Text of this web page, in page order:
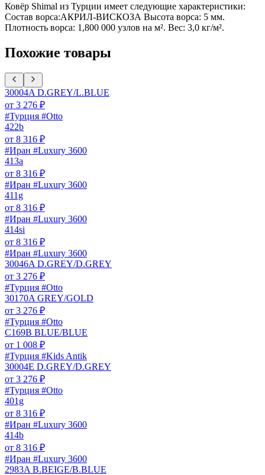
Ковёр Shimal из Турции имеет следующие характеристики:
Состав ворса:АКРИЛ-ВИСКОЗА Высота ворса: 5 мм.
Плотность ворса: 1,800 000 узлов на м². Вес: 3,0 кг/м².
Похожие товары
30004A D.GREY/L.BLUE
от 3 276 ₽
#Турция #Otto
422b
от 8 316 ₽
#Иран #Luxury 3600
413a
от 8 316 ₽
#Иран #Luxury 3600
411g
от 8 316 ₽
#Иран #Luxury 3600
414si
от 8 316 ₽
#Иран #Luxury 3600
30046A D.GREY/D.GREY
от 3 276 ₽
#Турция #Otto
30170A GREY/GOLD
от 3 276 ₽
#Турция #Otto
C169B BLUE/BLUE
от 1 008 ₽
#Турция #Kids Antik
30004E D.GREY/D.GREY
от 3 276 ₽
#Турция #Otto
401g
от 8 316 ₽
#Иран #Luxury 3600
414b
от 8 316 ₽
#Иран #Luxury 3600
2983A B.BEIGE/B.BLUE